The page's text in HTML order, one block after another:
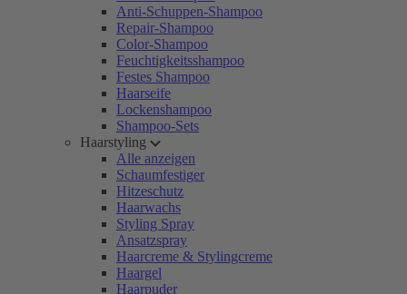
Anti-Schuppen-Shampoo
Repair-Shampoo
Color-Shampoo
Feuchtigkeitsshampoo
Festes Shampoo
Haarseife
Lockenshampoo
Shampoo-Sets
Haarstyling
Alle anzeigen
Schaumfestiger
Hitzeschutz
Haarwachs
Styling Spray
Ansatzspray
Haarcreme & Stylingcreme
Haargel
Haarpuder